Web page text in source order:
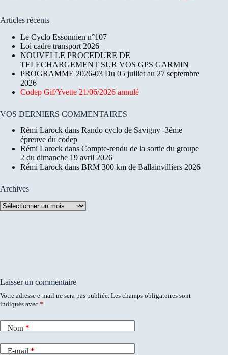
Articles récents
Le Cyclo Essonnien n°107
Loi cadre transport 2026
NOUVELLE PROCEDURE DE
TELECHARGEMENT SUR VOS GPS GARMIN
PROGRAMME 2026-03 Du 05 juillet au 27 septembre
2026
Codep Gif/Yvette 21/06/2026 annulé
VOS DERNIERS COMMENTAIRES
Rémi Larock dans Rando cyclo de Savigny -3éme
épreuve du codep
Rémi Larock dans Compte-rendu de la sortie du groupe
2 du dimanche 19 avril 2026
Rémi Larock dans BRM 300 km de Ballainvilliers 2026
Archives
Archives
Laisser un commentaire
Votre adresse e-mail ne sera pas publiée. Les champs obligatoires sont
indiqués avec *
Nom *
E-mail *